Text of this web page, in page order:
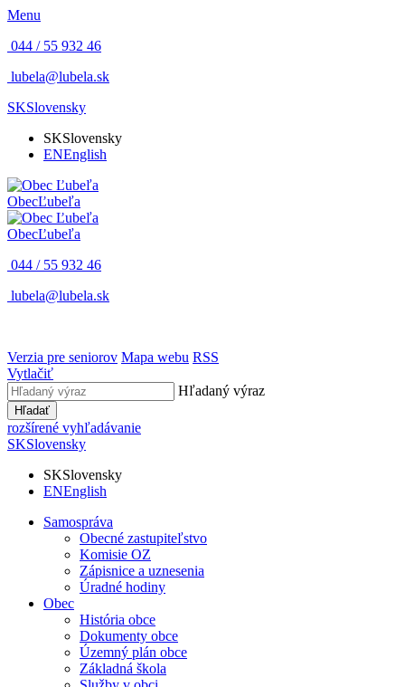
Menu
044 / 55 932 46
lubela@lubela.sk
SKSlovensky
SKSlovensky
ENEnglish
ObecĽubeľa
ObecĽubeľa
044 / 55 932 46
lubela@lubela.sk
Verzia pre seniorov Mapa webu RSS
Vytlačiť
Hľadaný výraz
Hľadať
rozšírené vyhľadávanie
SKSlovensky
SKSlovensky
ENEnglish
Samospráva
Obecné zastupiteľstvo
Komisie OZ
Zápisnice a uznesenia
Úradné hodiny
Obec
História obce
Dokumenty obce
Územný plán obce
Základná škola